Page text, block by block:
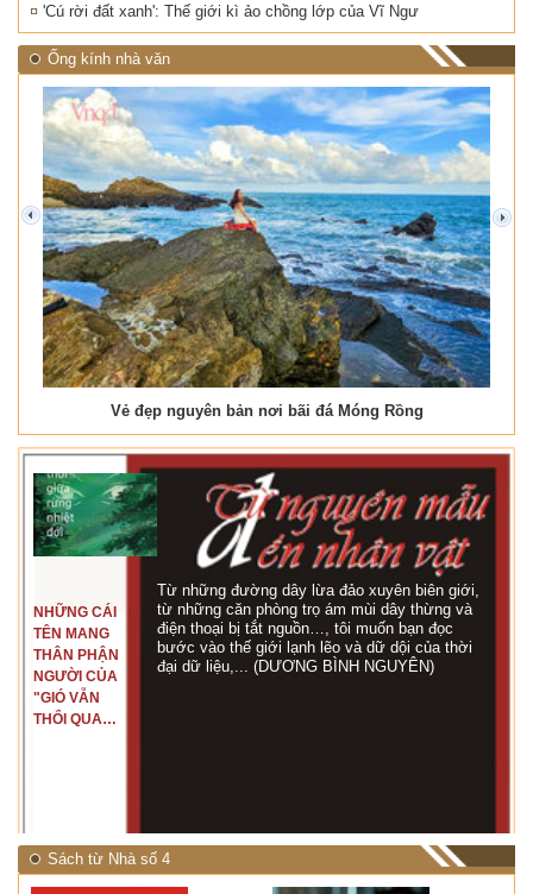
'Cú rời đất xanh': Thế giới kì ảo chồng lớp của Vĩ Ngư
Ống kính nhà văn
Vẻ đẹp nguyên bản nơi bãi đá Móng Rồng
prev next
NHỮNG CÁI
TÊN MANG
THÂN PHẬN
NGƯỜI CỦA
"GIÓ VẪN
THỔI QUA
Từ những đường dây lừa đảo xuyên biên giới,
từ những căn phòng trọ ám mùi dây thừng và
điện thoại bị tắt nguồn…, tôi muốn bạn đọc
bước vào thế giới lạnh lẽo và dữ dội của thời
đại dữ liệu,... (DƯƠNG BÌNH NGUYÊN)
Sách từ Nhà số 4